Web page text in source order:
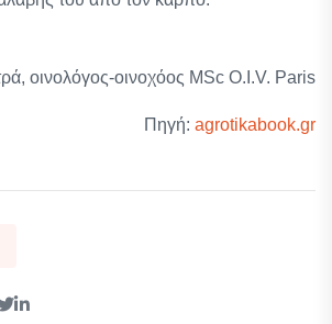
οινολόγος-οινοχόος MSc O.I.V. Paris
Πηγή: agrotikabook.gr